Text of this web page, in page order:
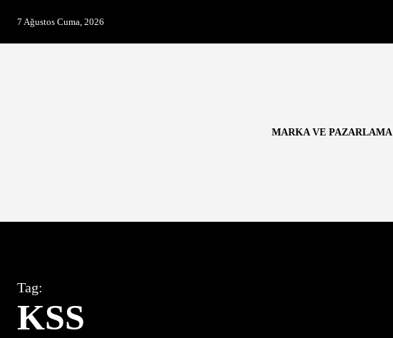
7 Ağustos Cuma, 2026
MARKA VE PAZARLAMA
Tag:
KSS